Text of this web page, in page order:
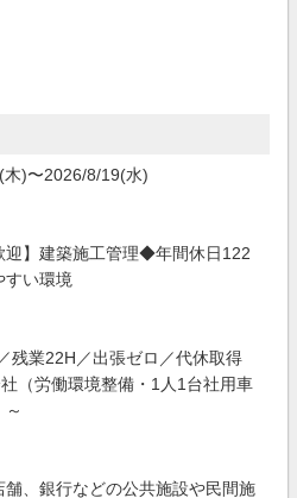
)〜2026/8/19(水)
迎】建築施工管理◆年間休日122
すい環境
残業22H／出張ゼロ／代休取得
（労働環境整備・1人1台社用車
、銀行などの公共施設や民間施